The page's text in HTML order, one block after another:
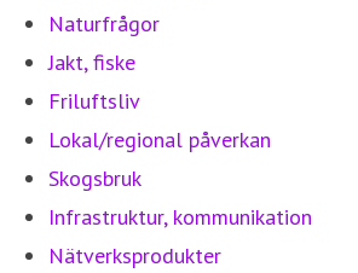
Naturfrågor
Jakt, fiske
Friluftsliv
Lokal/regional påverkan
Skogsbruk
Infrastruktur, kommunikation
Nätverksprodukter